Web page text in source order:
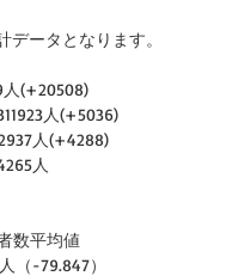
データとなります。
人(+20508)
人(+5036)
人(+4288)
人
数平均値
（-79.847）